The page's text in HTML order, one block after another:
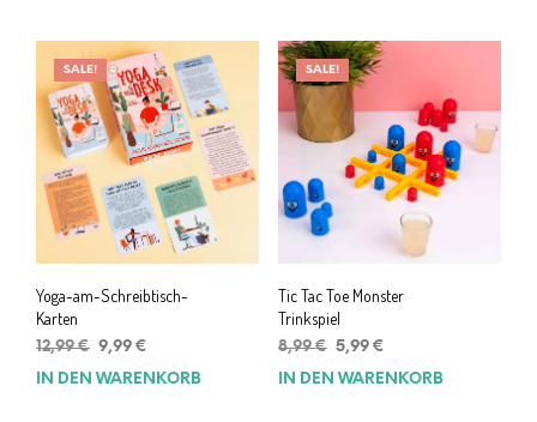
SALE!
Yoga-am-Schreibtisch-
Karten
12,99€ Ursprünglicher
Preis
9,99 €
Preis
IN DEN WARENKORB
SALE!
Tic Tac Toe Monster
Trinkspiel
8,99€ Ursprünglicher
Preis
5,99 €Aktueller
Preis
IN DEN WARENKORB